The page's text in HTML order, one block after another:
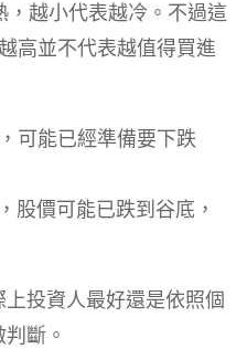
，越小代表越冷。不過這
高並不代表越值得買進
可能已經準備要下跌
股價可能已跌到谷底，
投資人最好還是依照個
斷。